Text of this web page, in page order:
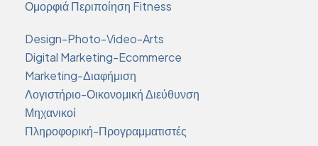
Ομορφιά Περιποίηση Fitness
Design-Photo-Video-Arts
Digital Marketing-Ecommerce
Marketing-Διαφήμιση
Λογιστήριο-Οικονομική Διεύθυνση
Μηχανικοί
Πληροφορική-Προγραμματιστές